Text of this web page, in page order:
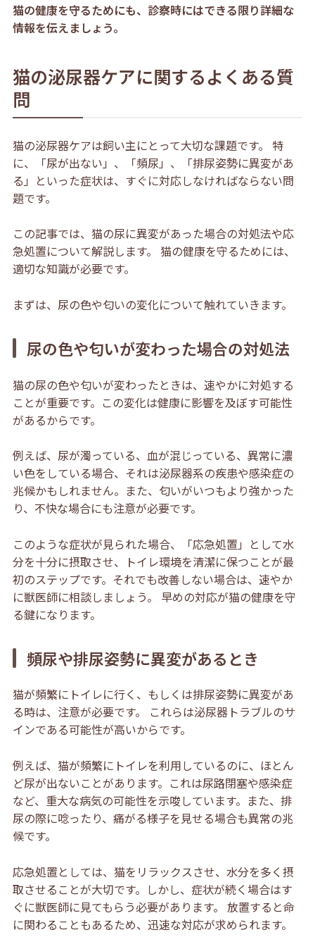
猫の健康を守るためにも、診察時にはできる限り詳細な
情報を伝えましょう。
猫の泌尿器ケアに関するよくある質
問
猫の泌尿器ケアは飼い主にとって大切な課題です。 特
に、「尿が出ない」、「頻尿」、「排尿姿勢に異変があ
る」といった症状は、すぐに対応しなければならない問
題です。
この記事では、猫の尿に異変があった場合の対処法や応
急処置について解説します。 猫の健康を守るためには、
適切な知識が必要です。
まずは、尿の色や匂いの変化について触れていきます。
尿の色や匂いが変わった場合の対処法
猫の尿の色や匂いが変わったときは、速やかに対処する
ことが重要です。この変化は健康に影響を及ぼす可能性
があるからです。
例えば、尿が濁っている、血が混じっている、異常に濃
い色をしている場合、それは泌尿器系の疾患や感染症の
兆候かもしれません。また、匂いがいつもより強かった
り、不快な場合にも注意が必要です。
このような症状が見られた場合、「応急処置」として水
分を十分に摂取させ、トイレ環境を清潔に保つことが最
初のステップです。それでも改善しない場合は、速やか
に獣医師に相談しましょう。 早めの対応が猫の健康を守
る鍵になります。
頻尿や排尿姿勢に異変があるとき
猫が頻繁にトイレに行く、もしくは排尿姿勢に異変があ
る時は、注意が必要です。 これらは泌尿器トラブルのサ
インである可能性が高いからです。
例えば、猫が頻繁にトイレを利用しているのに、ほとん
ど尿が出ないことがあります。これは尿路閉塞や感染症
など、重大な病気の可能性を示唆しています。また、排
尿の際に唸ったり、痛がる様子を見せる場合も異常の兆
候です。
応急処置としては、猫をリラックスさせ、水分を多く摂
取させることが大切です。しかし、症状が続く場合はす
ぐに獣医師に見てもらう必要があります。 放置すると命
に関わることもあるため、迅速な対応が求められます。